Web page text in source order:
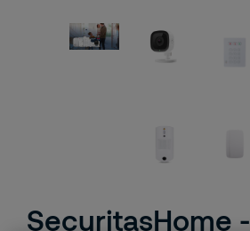
SecuritasHome -